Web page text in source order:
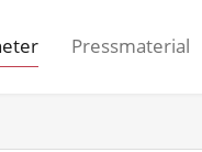
Pressmaterial